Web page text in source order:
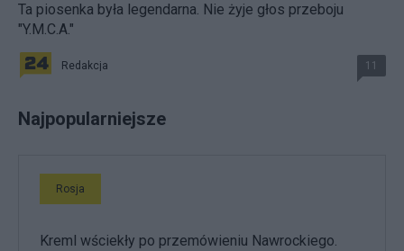
Ta piosenka była legendarna. Nie żyje głos przeboju
"Y.M.C.A."
Redakcja 11
Najpopularniejsze
Rosja
Kreml wściekły po przemówieniu Nawrockiego.